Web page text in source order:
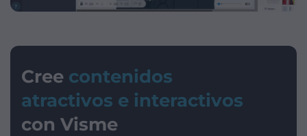
Cree contenidos
atractivos e interactivos
con Visme